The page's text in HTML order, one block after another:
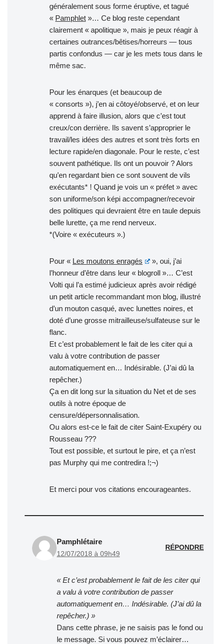
généralement sous forme éruptive, et tagué
« Pamphlet »… Ce blog reste cependant
clairement « apolitique », mais je peux réagir à
certaines outrances/bêtises/horreurs — tous
partis confondus — car je les mets tous dans le
même sac.
Pour les énarques (et beaucoup de
« consorts »), j’en ai côtoyé/observé, et on leur
apprend à faire illusion, alors que c’est tout
creux/con derrière. Ils savent s’approprier le
travail/les idées des autres et sont très forts en
lecture rapide/en diagonale. Pour le reste, c’est
souvent pathétique. Ils ont un pouvoir ? Alors
qu’en regardant bien ce sont souvent de vils
exécutants* ! Quand je vois un « préfet » avec
son uniforme/son képi accompagner/recevoir
des politiques qui devraient être en taule depuis
belle lurette, ça me rend nerveux.
*(Voire « exécuteurs ».)
Pour « Les moutons enragés
», oui, j’ai
l’honneur d’être dans leur « blogroll »… C’est
Volti qui l’a estimé judicieux après avoir rédigé
un petit article recommandant mon blog, illustré
d’un mouton casqué, avec lunettes noires, et
doté d’une grosse mitrailleuse/sulfateuse sur le
flanc.
Et c’est probablement le fait de les citer qui a
valu à votre contribution de passer
automatiquement en… Indésirable. (J’ai dû la
repêcher.)
Ça en dit long sur la situation du Net et de ses
outils à notre époque de
censure/dépersonnalisation.
Ou alors est-ce le fait de citer Saint-Exupéry ou
Rousseau ???
Tout est possible, et surtout le pire, et ça n’est
pas Murphy qui me contredira !;¬)
Et merci pour vos citations encourageantes.
Pamphlétaire
12/07/2018 à 09h49
RÉPONDRE
« Et c’est probablement le fait de les citer qui
a valu à votre contribution de passer
automatiquement en… Indésirable. (J’ai dû la
repêcher.) »
Dans cette phrase, je ne saisis pas le fond ou
le message. Si vous pouvez m’éclairer…